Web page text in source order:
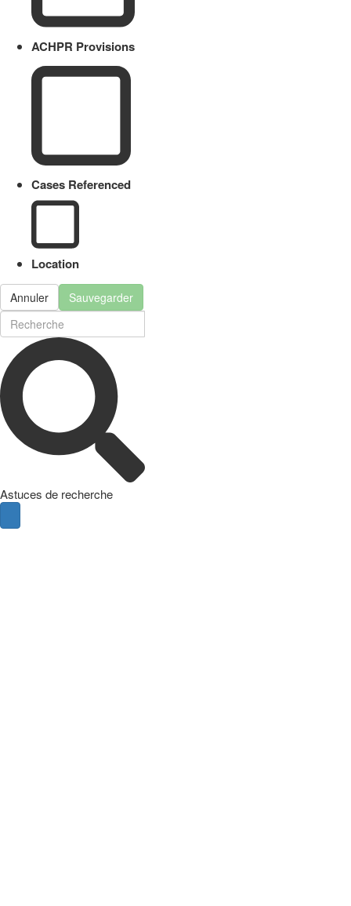
ACHPR Provisions
Cases Referenced
Location
Annuler Sauvegarder
Astuces de recherche